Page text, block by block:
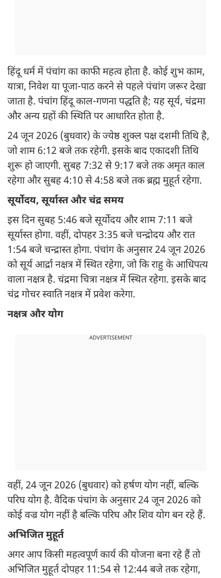
हिंदू धर्म में पंचांग का काफी महत्व होता है. कोई शुभ काम,
यात्रा, निवेश या पूजा-पाठ करने से पहले पंचांग जरूर देखा
जाता है. पंचांग हिंदू काल-गणना पद्धति है; यह सूर्य, चंद्रमा
और अन्य ग्रहों की स्थिति पर आधारित होता है.
24 जून 2026 (बुधवार) के ज्येष्ठ शुक्ल पक्ष दशमी तिथि है,
जो शाम 6:12 बजे तक रहेगी. इसके बाद एकादशी तिथि
शुरू हो जाएगी. सुबह 7:32 से 9:17 बजे तक अमृत काल
रहेगा और सुबह 4:10 से 4:58 बजे तक ब्रह्म मुहूर्त रहेगा.
सूर्योदय, सूर्यास्त और चंद्र समय
इस दिन सुबह 5:46 बजे सूर्योदय और शाम 7:11 बजे
सूर्यास्त होगा. वहीं, दोपहर 3:35 बजे चन्द्रोदय और रात
1:54 बजे चन्द्रास्त होगा. पंचांग के अनुसार 24 जून 2026
को सूर्य आर्द्रा नक्षत्र में स्थित रहेगा, जो कि राहु के आधिपत्य
वाला नक्षत्र है. चंद्रमा चित्रा नक्षत्र में स्थित रहेगा. इसके बाद
चंद्र गोचर स्वाति नक्षत्र में प्रवेश करेगा.
नक्षत्र और योग
ADVERTISEMENT
वहीं, 24 जून 2026 (बुधवार) को हर्षण योग नहीं, बल्कि
परिघ योग है. वैदिक पंचांग के अनुसार 24 जून 2026 को
कोई वज्र योग नहीं है बल्कि परिघ और शिव योग बन रहे हैं.
अभिजित मुहूर्त
अगर आप किसी महत्वपूर्ण कार्य की योजना बना रहे हैं तो
अभिजित मुहूर्त दोपहर 11:54 से 12:44 बजे तक रहेगा,